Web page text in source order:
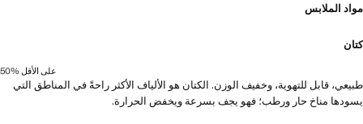
مواد الملابس
كتان
على الأقل 50‎%‎
طبيعي، قابل للتهوية، وخفيف الوزن. الكتان هو الألياف الأكثر راحةً في المناطق التي
يسودها مناخ حار ورطب؛ فهو يجف بسرعة ويخفض الحرارة.